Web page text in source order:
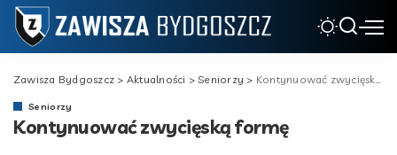
Zawisza Bydgoszcz > Aktualności >Seniorzy > Kontynuować zwycięską formę
Seniorzy
Kontynuować zwycięską formę